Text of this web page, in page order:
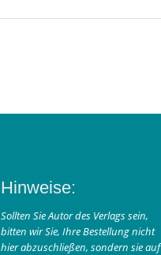
Hinweise:
Sollten Sie Autor des Verlags sein,
bitten wir Sie, Ihre Bestellung nicht
hier abzuschließen, sondern sie auf